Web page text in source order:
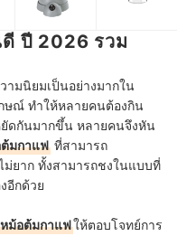
ปี 2026 รวม
ามนิยมเป็นอย่างมากใน
ษณ์ ทำให้หลายคนต้องกิน
ดกันมากขึ้น หลายคนจึงหัน
มกาแฟ ที่สามารถ
ม่ยาก ทั้งสามารถชงในแบบที่
อีกด้วย
ม้อต้มกาแฟให้ตอบโจทย์การ